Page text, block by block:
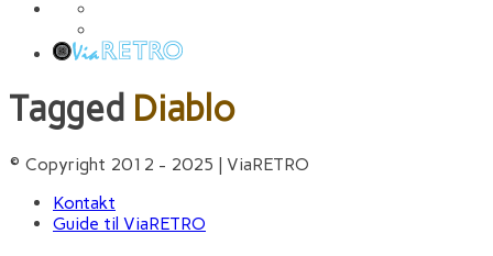
Tagged Diablo
© Copyright 2012 - 2025 | ViaRETRO
Kontakt
Guide til ViaRETRO